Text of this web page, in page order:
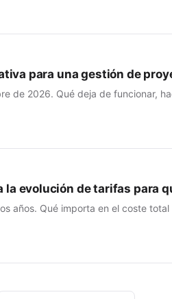
para una gestión de
de 2026. Qué deja de funcionar,
evolución de tarifas para
años. Qué importa en el coste